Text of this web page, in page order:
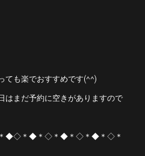
ても楽でおすすめです(^^)
はまだ予約に空きがありますので
◆◇＊◆＊◇＊◆＊◇＊◆＊◇＊